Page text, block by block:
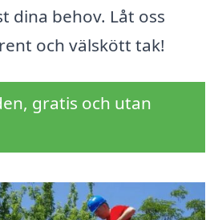
dina behov. Låt oss
och välskött tak!
gratis och utan